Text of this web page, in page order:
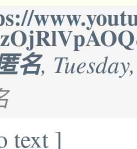
名,
text ]